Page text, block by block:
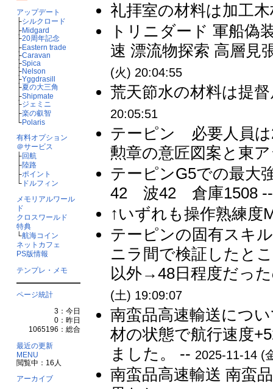
アップデート
├シルクロード
├Midgard
├20周年記念
├Eastern trade
├Caravan
├Spica
├Nelson
├Yggdrasill
├夏の大三角
├Shipmate
├ジェミニ
├楽の叡智
└Polaris
有料オプション
＠サービス
├回航
├陸路
├ポイント
└ドルフィン
メモリアルワール
ド
クロスワールド
特典
└航海コイン
ネットカフェ
PS版情報
テンプレ・メモ
ページ統計
3：今日
0：昨日
1065196：総合
最近の更新
MENU
閲覧中：16人
アーカイブ
礼拝室の材料は加工
トリニダード 軍船偽
速 漂流物探索 高層見
(火) 20:04:55
荒天節水の材料は提
20:05:51
テーピン 必要人員
勲章の意匠図案と東
テーピンG5での最
42 波42 倉庫1508
↑いずれも操作熟練度
テーピンの固有スキ
ニラ間で検証したと
以外→48日程度だっ
(土) 19:09:07
南蛮品高速輸送につ
材の状態で航行速度
ました。 -- 2025-11-14 (
南蛮品高速輸送 南蛮